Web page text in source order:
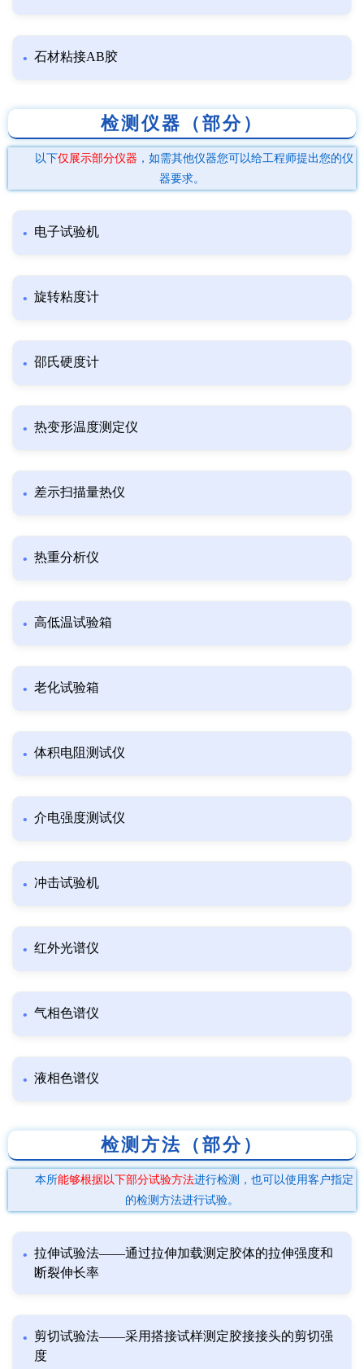
石材粘接AB胶
检测仪器（部分）
以下仅展示部分仪器 ，如需其他仪器您可以给工程师提出您的仪
器要求。
电子试验机
旋转粘度计
邵氏硬度计
热变形温度测定仪
差示扫描量热仪
热重分析仪
高低温试验箱
老化试验箱
体积电阻测试仪
介电强度测试仪
冲击试验机
红外光谱仪
气相色谱仪
液相色谱仪
检测方法（部分）
本所能够根据以下部分试验方法进行检测，也可以使用客户指定
的检测方法进行试验。
拉伸试验法——通过拉伸加载测定胶体的拉伸强度和
断裂伸长率
剪切试验法——采用搭接试样测定胶接接头的剪切强
度